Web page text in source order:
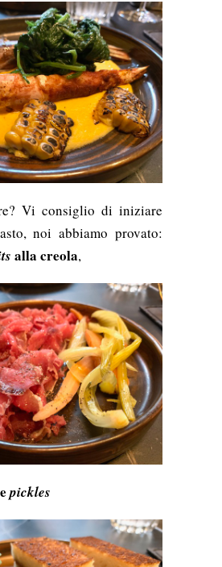
Vi consiglio di iniziare
noi abbiamo provato:
alla creola,
pickles